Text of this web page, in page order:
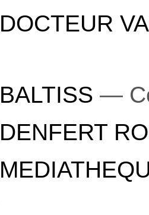
—